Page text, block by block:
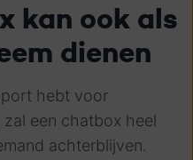
kan ook als
dienen
hebt voor
een chatbox heel
achterblijven.